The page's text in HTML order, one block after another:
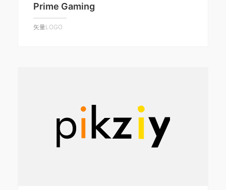
Prime Gaming
矢量LOGO